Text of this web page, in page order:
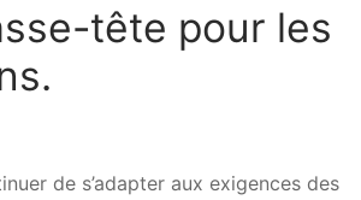
tête pour les
de s’adapter aux exigences des